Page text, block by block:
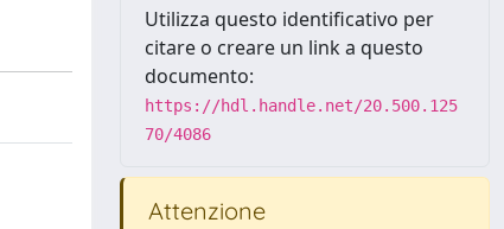
Utilizza questo identificativo per
citare o creare un link a questo
documento:
https://hdl.handle.net/20.500.125
70/4086
Attenzione